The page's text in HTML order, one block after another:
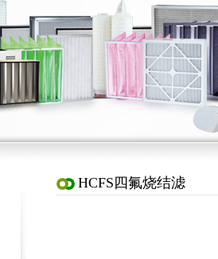
HCFS四氟烧结滤